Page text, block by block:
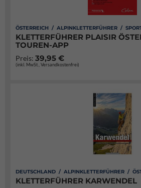
ÖSTERREICH / ALPINKLETTERFÜHRER /
KLETTERFÜHRER PLAISIR
TOUREN-APP
Preis: 39,95 €
(inkl. MwSt., Versandkostenfrei)
DEUTSCHLAND / ALPINKLETTERFÜHRER /
KLETTERFÜHRER KARWENDEL